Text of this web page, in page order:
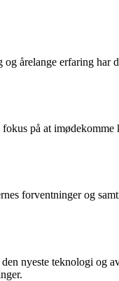
årelange erfaring har
på at imødekomme
forventninger og
nyeste teknologi og